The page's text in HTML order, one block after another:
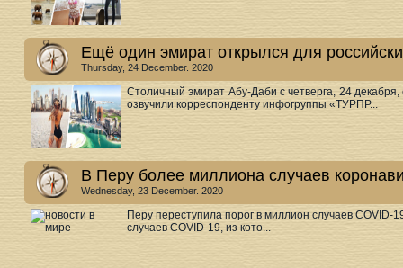
Ещё один эмират открылся для
Thursday, 24 December. 2020
Столичный эмират Абу-Даби с четверга, 24
озвучили корреспонденту инфогруппы «ТУРПР...
В Перу более миллиона случаев
Wednesday, 23 December. 2020
Перу переступила порог в миллион случаев
случаев COVID-19, из кото...